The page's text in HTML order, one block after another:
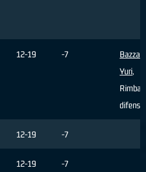
12-19 -7
Yuri,
12-19 -7
12-19 -7